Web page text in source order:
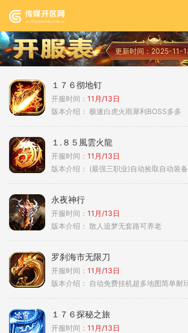
更新时间：2025-11-
１７６彻地钉
开服时间： 11月/13日
版本介绍： 极速白虎火雨犀利BOSS多多
１.８５風雲火龍
开服时间： 11月/13日
版本介绍： (最强三职业)自动捡取自动装
永夜神行
开服时间： 11月/13日
版本介绍： 散人追梦无套路可养老
罗刹海市无限刀
开服时间： 11月/13日
版本介绍： 自动免费挂机超多地图简单耐
１７６探秘之旅
开服时间： 11月/13日